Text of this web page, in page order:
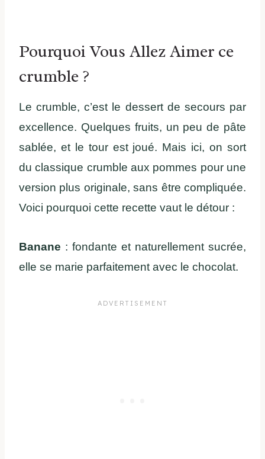
Pourquoi Vous Allez Aimer ce
crumble ?
Le crumble, c’est le dessert de secours par
excellence. Quelques fruits, un peu de pâte
sablée, et le tour est joué. Mais ici, on sort
du classique crumble aux pommes pour une
version plus originale, sans être compliquée.
Voici pourquoi cette recette vaut le détour :
Banane : fondante et naturellement sucrée,
elle se marie parfaitement avec le chocolat.